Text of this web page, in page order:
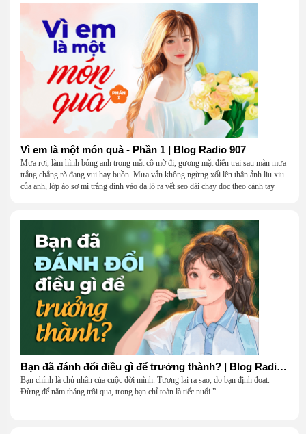
Vì em là một món quà - Phần 1 | Blog Radio 907
Mưa rơi, làm hình bóng anh trong mắt cô mờ đi, gương mặt điển trai sau màn mưa
trắng chẳng rõ đang vui hay buồn. Mưa vẫn không ngừng xối lên thân ảnh liu xiu
của anh, lớp áo sơ mi trắng dính vào da lộ ra vết sẹo dài chạy dọc theo cánh tay
Bạn đã đánh đổi điều gì để trưởng thành? | Blog Radio 906
Bạn chính là chủ nhân của cuộc đời mình. Tương lai ra sao, do bạn định đoạt.
Đừng để năm tháng trôi qua, trong bạn chỉ toàn là tiếc nuối.”